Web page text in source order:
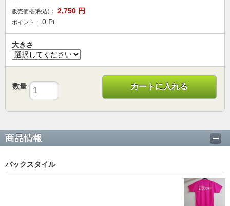
販売価格(税込)： 2,750 円
ポイント： 0 Pt
大きさ
数量 カートに入れる
商品情報
バックスタイル